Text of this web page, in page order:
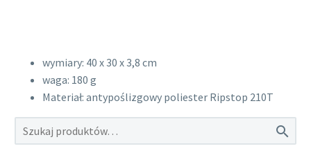
wymiary: 40 x 30 x 3,8 cm
waga: 180 g
Materiał: antypoślizgowy poliester Ripstop 210T
